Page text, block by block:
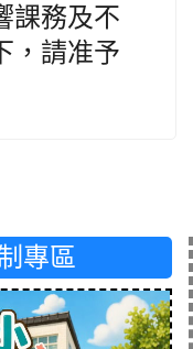
課務及不
，請准予
專區